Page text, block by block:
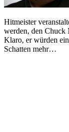
Hitmeister veranstaltet ein Gewinnspiel. Es soll ein Artikel gesucht
werden, den Chuck
Klaro, er würden
Schatten mehr…